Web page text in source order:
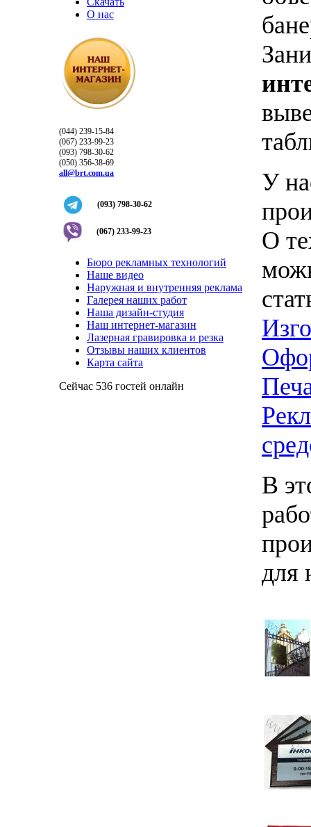
О нас
(044) 239-15-84
(067) 233-99-23
(093) 798-30-62
(050) 356-38-69
all@brt.com.ua
(093) 798-30-62
(067) 233-99-23
Бюро рекламных технологий
Наше видео
Наружная и внутренняя реклама
Галерея наших работ
Наша дизайн-студия
Наш интернет-магазин
Лазерная гравировка и резка
Отзывы наших клиентов
Карта сайта
Сейчас 536 гостей онлайн
У
О
В
для